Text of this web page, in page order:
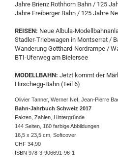
Jahre Brienz Rothhorn Bahn / 125
Jahre Freiberger Bahn / 125 Jahre
REISEN: Neue Albula-
Stadler-Triebwagen in Montserrat /
Wanderung Gotthard-Nordrampe /
BTI-Uferweg am Bielersee
MODELLBAHN: Jetzt kommt der
Hirschegg-Bahn (Teil 6)
Bahn-Jahrbuch Schweiz 2017
Fakten, Zahlen, Hintergründe
144 Seiten, 160 farbige Abbildungen
16,5 x 23,5 cm, Softcover
CHF 34,90